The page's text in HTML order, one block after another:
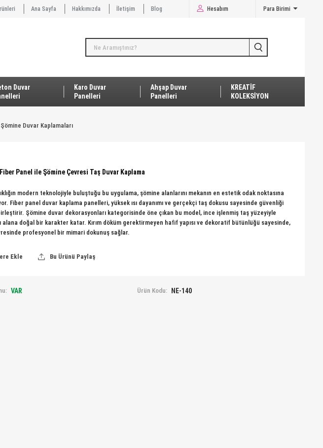
Ana Sayfa Hakkımızda İletişim Blog Hesabım Para Birimi
Duvar
Karo Duvar
Panelleri
Ahşap Duvar
Panelleri
KREATİF
KOLEKSİYON
Şömine Duvar Kaplamaları
Panel ile Şömine Çevresi Taş Duvar Kaplama
modern teknolojiyle buluştuğu bu uygulama, şömine alanlarını mekanın en estetik odak noktasına
Fiber panel duvar kaplama panelleri, yüksek ısı dayanımı ve gerçekçi taş dokusu sayesinde güvenliği
Şömine duvar dekorasyonları kategorisinde öne çıkan bu model, ince işlenmiş taş yüzeyiyle
alana doğal bir karakter katar. Kırım döküm gerektirmeyen hafif yapısı ve dekoratif bütünlüğü sayesinde,
profesyonel bir mimari dokunuş sağlar.
Ekle Bu Ürünü Paylaş
VAR Ürün Kodu: NE-140